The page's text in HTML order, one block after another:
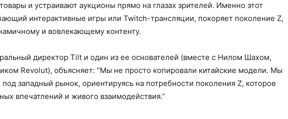
и устраивают аукционы прямо на глазах зрителей. Именно этот
интерактивные игры или Twitch-трансляции, покоряет поколение Z,
и вовлекающему контенту.
директор Tilt и один из ее основателей (вместе с Нилом Шахом,
Revolut), объясняет: “Мы не просто копировали китайские модели. Мы
под западный рынок, ориентируясь на потребности поколения Z, которое
впечатлений и живого взаимодействия.”